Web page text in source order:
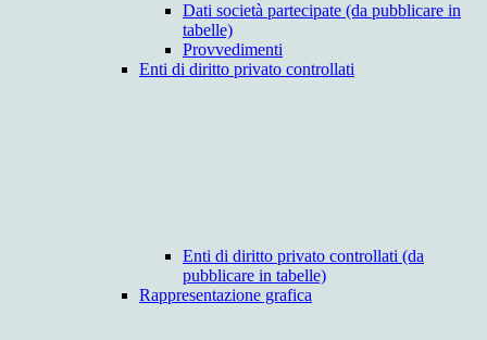
Dati società partecipate (da pubblicare in
tabelle)
Provvedimenti
Enti di diritto privato controllati
Enti di diritto privato controllati (da
pubblicare in tabelle)
Rappresentazione grafica